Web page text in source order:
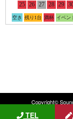
Copyright©
TEL